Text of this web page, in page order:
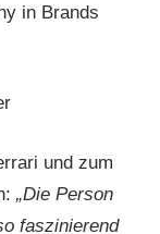
in Brands
und zum
„Die Person
faszinierend